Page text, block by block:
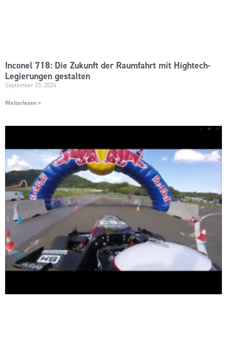
Inconel 718: Die Zukunft der Raumfahrt mit Hightech-
Legierungen gestalten
September 25, 2024
Weiterlesen »